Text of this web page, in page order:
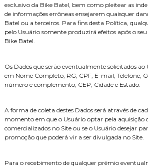
exclusivo da Bike Batel, bem como pleitear as
de informações errôneas ensejarem quaisquer
Batel ou a terceiros. Para fins desta Política,
pelo Usuário somente produzirá efeitos após o
Bike Batel.
Os Dados que serão eventualmente solicitados
em Nome Completo, RG, CPF, E-mail, Telefone,
número e complemento, CEP, Cidade e Estado.
A forma de coleta destes Dados será através de
momento em que o Usuário optar pela aquisição
comercializados no Site ou se o Usuário desejar
promoção que poderá vir a ser divulgada no Site.
Para o recebimento de qualquer prêmio